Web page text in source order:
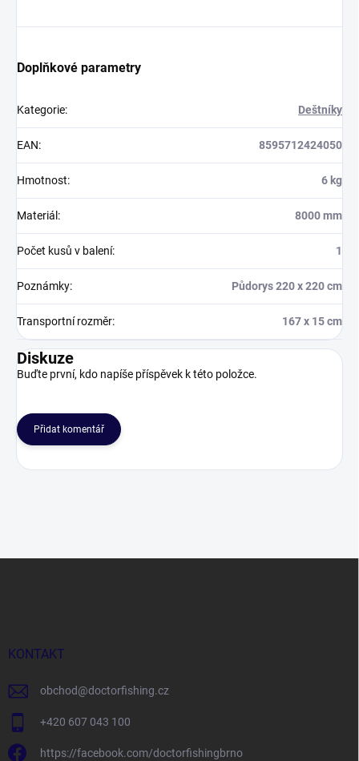
Doplňkové parametry
Kategorie: Deštníky
EAN: 8595712424050
Hmotnost: 6 kg
Materiál : 8000 mm
Počet kusů v balení: 1
Poznámky: Půdorys 220 x 220 cm
Transportní rozměr: 167 x 15 cm
Diskuze
Buďte první, kdo napíše příspěvek k této položce.
Přidat komentář
KONTAKT
obchod@doctorfishing.cz
+420 607 043 100
https://facebook.com/doctorfishingbrno